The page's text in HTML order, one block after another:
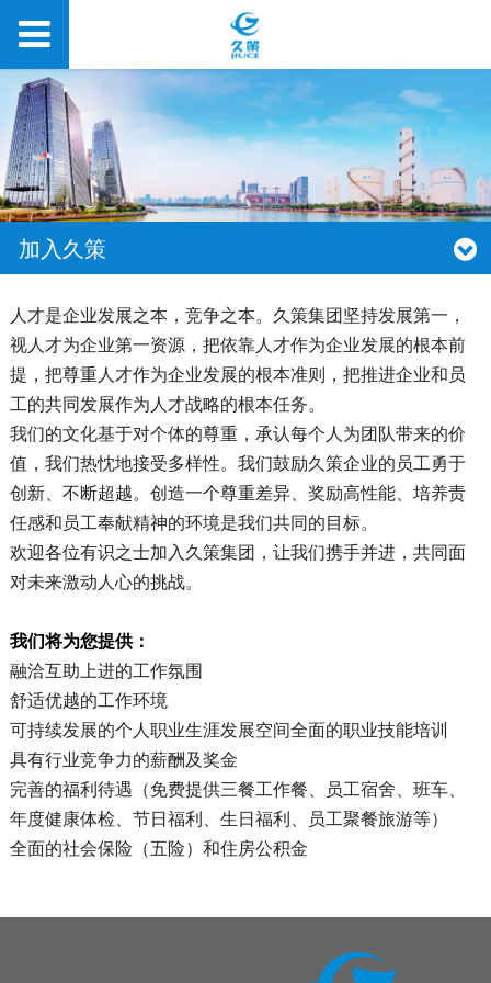
加入久策
人才是企业发展之本，竞争之本。久策集团坚持发展第一，
视人才为企业第一资源，把依靠人才作为企业发展的根本前
提，把尊重人才作为企业发展的根本准则，把推进企业和员
工的共同发展作为人才战略的根本任务。
我们的文化基于对个体的尊重，承认每个人为团队带来的价
值，我们热忱地接受多样性。我们鼓励久策企业的员工勇于
创新、不断超越。创造一个尊重差异、奖励高性能、培养责
任感和员工奉献精神的环境是我们共同的目标。
欢迎各位有识之士加入久策集团，让我们携手并进，共同面
对未来激动人心的挑战。
我们将为您提供：
融洽互助上进的工作氛围
舒适优越的工作环境
可持续发展的个人职业生涯发展空间全面的职业技能培训
具有行业竞争力的薪酬及奖金
完善的福利待遇（免费提供三餐工作餐、员工宿舍、班车、
年度健康体检、节日福利、生日福利、员工聚餐旅游等）
全面的社会保险（五险）和住房公积金